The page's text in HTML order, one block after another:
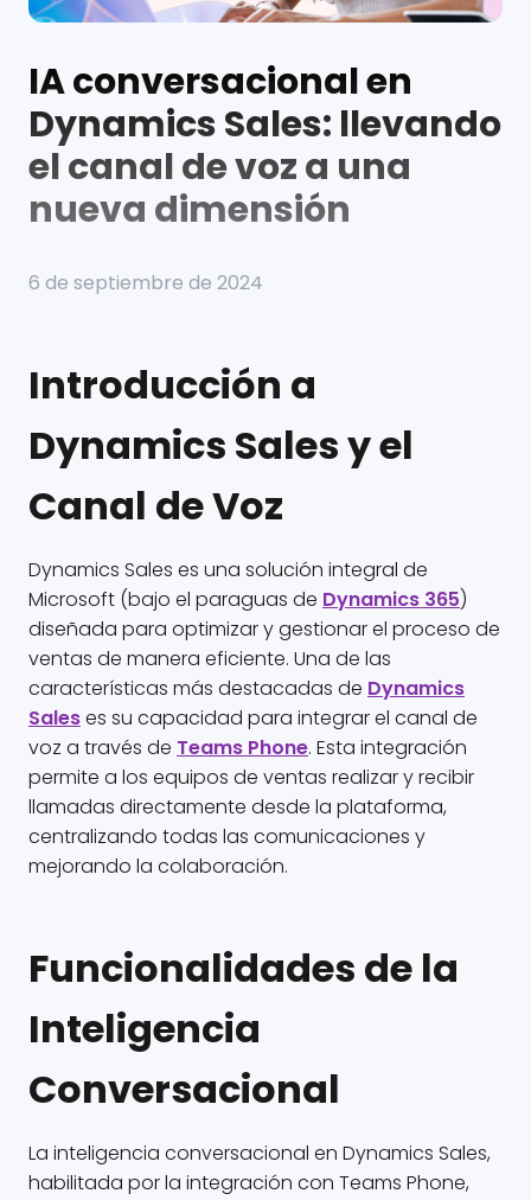
IA conversacional en
Dynamics Sales: llevando
el canal de voz a una
nueva dimensión
6 de septiembre de 2024
Introducción a
Dynamics Sales y el
Canal de Voz
Dynamics Sales es una solución integral de
Microsoft (bajo el paraguas de Dynamics 365)
diseñada para optimizar y gestionar el proceso de
ventas de manera eficiente. Una de las
características más destacadas de Dynamics
Saleses su capacidad para integrar el canal de
voz a través de Teams Phone. Esta integración
permite a los equipos de ventas realizar y recibir
llamadas directamente desde la plataforma,
centralizando todas las comunicaciones y
mejorando la colaboración.
Funcionalidades de la
Inteligencia
Conversacional
La inteligencia conversacional en Dynamics Sales,
habilitada por la integración con Teams Phone,